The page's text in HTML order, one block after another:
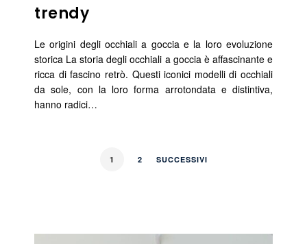
trendy
Le origini degli occhiali a goccia e la loro evoluzione
storica La storia degli occhiali a goccia è affascinante e
ricca di fascino retrò. Questi iconici modelli di occhiali
da sole, con la loro forma arrotondata e distintiva,
hanno radici…
1 2 SUCCESSIVI